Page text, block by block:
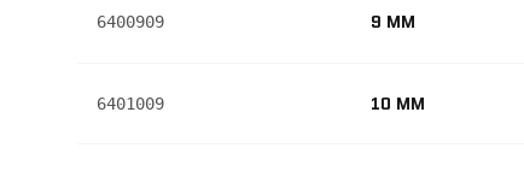
6400909 9 MM
6401009 10 MM